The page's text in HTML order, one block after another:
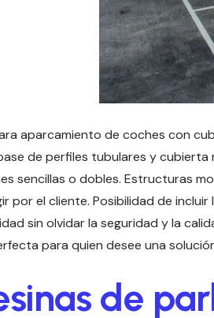
aparcamiento de coches con
de perfiles tubulares y
sencillas o dobles. Estructuras
por el cliente. Posibilidad de
sin olvidar la seguridad y la
para quien desee una
de